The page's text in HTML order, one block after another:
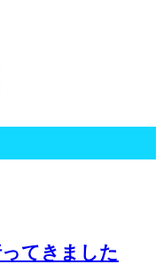
てきました